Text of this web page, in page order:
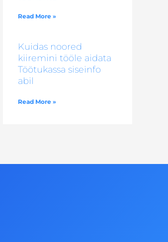
Read More »
Kuidas noored
kiiremini tööle aidata
Töötukassa siseinfo
abil
Read More »